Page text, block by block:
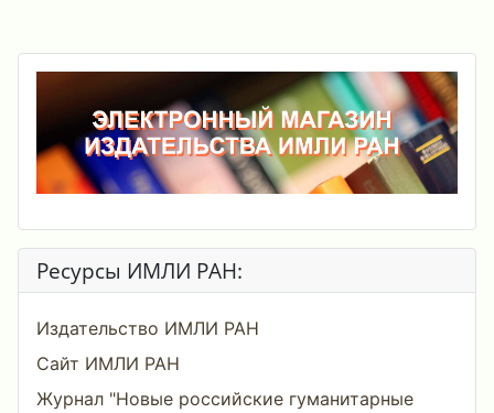
Ресурсы ИМЛИ РАН:
Издательство ИМЛИ РАН
Сайт ИМЛИ РАН
Журнал "Новые российские гуманитарные